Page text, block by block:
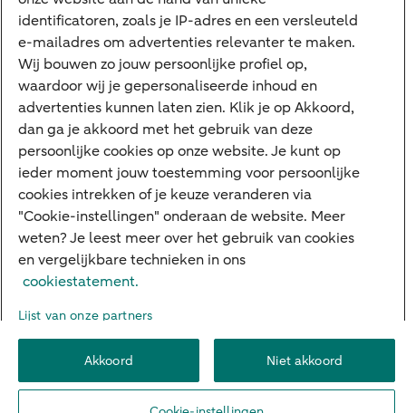
Private Banking
Interessant
Sectoren & trends
Ondernemersverhalen
Valutacentrum
Alles over PSD2
Business Community
Over ABN AMRO
Toegankelijkheid
PrivacyDisclaimerCookie-instellingen
© 2026 ABN AMRO
identificatoren, zoals je IP-adres en een versleuteld
e-mailadres om advertenties relevanter te maken.
Wij bouwen zo jouw persoonlijke profiel op,
waardoor wij je gepersonaliseerde inhoud en
advertenties kunnen laten zien. Klik je op Akkoord,
dan ga je akkoord met het gebruik van deze
persoonlijke cookies op onze website. Je kunt op
ieder moment jouw toestemming voor persoonlijke
cookies intrekken of je keuze veranderen via
"Cookie-instellingen" onderaan de website. Meer
weten? Je leest meer over het gebruik van cookies
en vergelijkbare technieken in ons
cookiestatement.
Lijst van onze partners
Akkoord Niet akkoord